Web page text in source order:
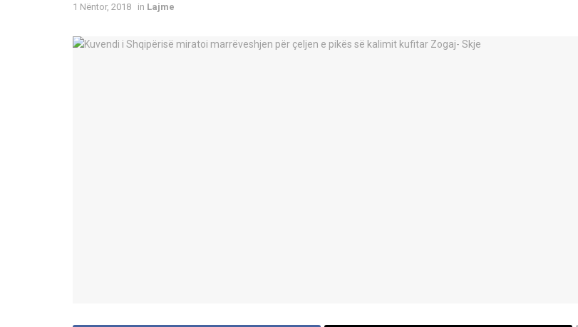
1 Nëntor, 2018 in Lajme